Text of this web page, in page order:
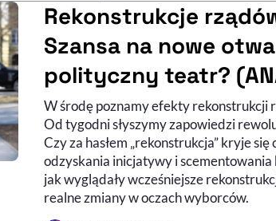
Rekonstrukcje
Szansa na nowe
polityczny teatr?
W środę poznamy efekty rekonstrukcji
Od tygodni słyszymy zapowiedzi
Czy za hasłem „rekonstrukcja” kryje
odzyskania inicjatywy i scementowania
jak wyglądały wcześniejsze
realne zmiany w oczach wyborców.